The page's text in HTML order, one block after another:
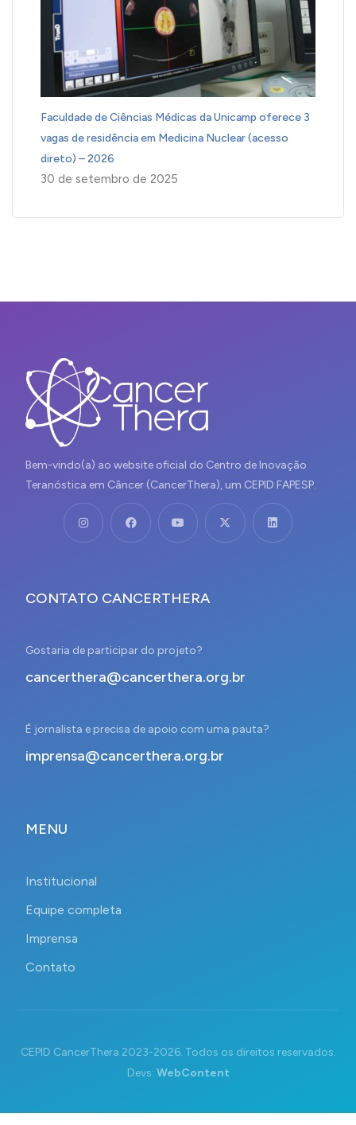
Faculdade de Ciências Médicas da Unicamp oferece 3
vagas de residência em Medicina Nuclear (acesso
direto) – 2026
30 de setembro de 2025
Bem-vindo(a) ao website oficial do Centro de Inovação
Teranóstica em Câncer (CancerThera), um CEPID FAPESP.
CONTATO CANCERTHERA
Gostaria de participar do projeto?
cancerthera@cancerthera.org.br
É jornalista e precisa de apoio com uma pauta?
imprensa@cancerthera.org.br
MENU
Institucional
Equipe completa
Imprensa
Contato
CEPID CancerThera 2023-2026. Todos os direitos reservados.
Devs: WebContent